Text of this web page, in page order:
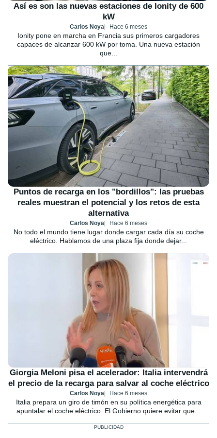
Así es son las nuevas estaciones de Ionity de 600
kW
Carlos Noya Hace 6 meses
Ionity pone en marcha en Francia sus primeros cargadores
capaces de alcanzar 600 kW por toma. Una nueva estación
que...
Puntos de recarga en los "bordillos": las pruebas
reales muestran el potencial y los retos de esta
alternativa
Carlos Noya Hace 6 meses
No todo el mundo tiene lugar donde cargar cada día su coche
eléctrico. Hablamos de una plaza fija donde dejar...
Giorgia Meloni pisa el acelerador: Italia intervendrá
el precio de la recarga para salvar al coche eléctrico
Carlos Noya Hace 6 meses
Italia prepara un giro de timón en su política energética para
apuntalar el coche eléctrico. El Gobierno quiere evitar que...